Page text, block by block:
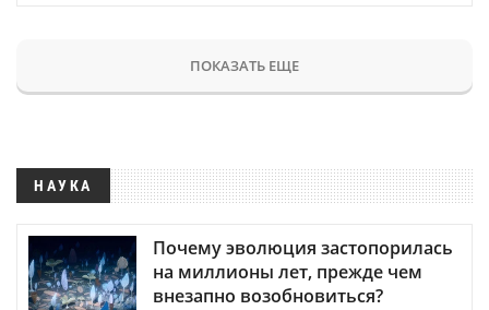
ПОКАЗАТЬ ЕЩЕ
НАУКА
Почему эволюция застопорилась
на миллионы лет, прежде чем
внезапно возобновиться?